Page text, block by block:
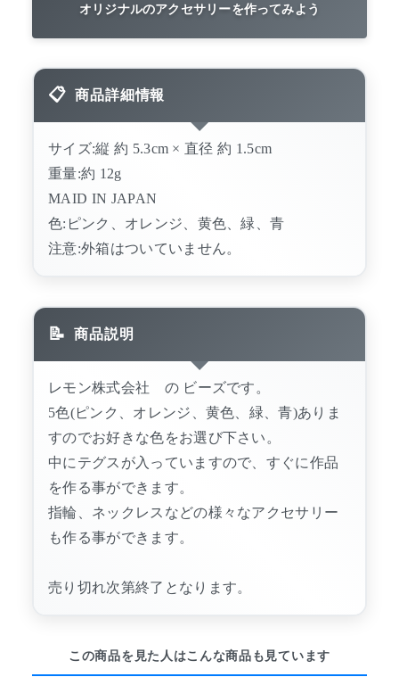
オリジナルのアクセサリーを作ってみよう
商品詳細情報
サイズ:縦 約 5.3cm × 直径 約 1.5cm
重量:約 12g
MAID IN JAPAN
色:ピンク、オレンジ、黄色、緑、青
注意:外箱はついていません。
商品説明
レモン株式会社 の ビーズです。
5色(ピンク、オレンジ、黄色、緑、青)ありま
すのでお好きな色をお選び下さい。
中にテグスが入っていますので、すぐに作品
を作る事ができます。
指輪、ネックレスなどの様々なアクセサリー
も作る事ができます。
売り切れ次第終了となります。
この商品を見た人はこんな商品も見ています